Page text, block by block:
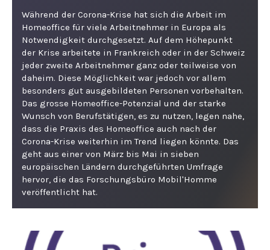
Während der Corona-Krise hat sich die Arbeit im
Homeoffice für viele Arbeitnehmer in Europa als
Notwendigkeit durchgesetzt. Auf dem Höhepunkt
der Krise arbeitete in Frankreich oder in der Schweiz
jeder zweite Arbeitnehmer ganz oder teilweise von
daheim. Diese Möglichkeit war jedoch vor allem
besonders gut ausgebildeten Personen vorbehalten.
Das grosse Homeoffice-Potenzial und der starke
Wunsch von Berufstätigen, es zu nutzen, legen nahe,
dass die Praxis des Homeoffice auch nach der
Corona-Krise weiterhin im Trend liegen könnte. Das
geht aus einer von März bis Mai in sieben
europäischen Ländern durchgeführten Umfrage
hervor, die das Forschungsbüro Mobil'Homme
veröffentlicht hat.